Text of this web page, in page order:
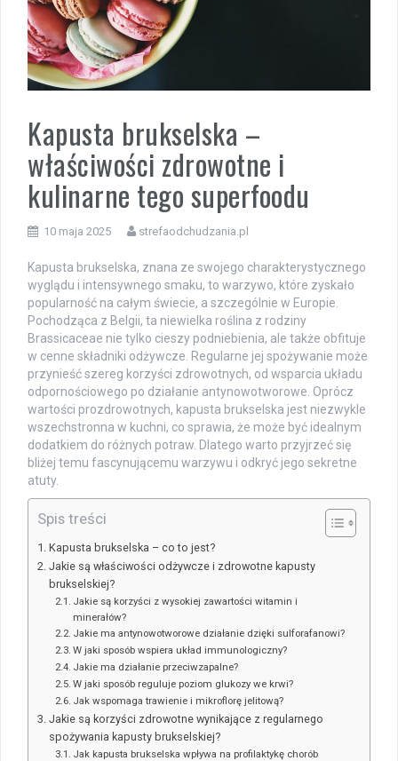
Kapusta brukselska –
właściwości zdrowotne i
kulinarne tego superfoodu
10 maja 2025 strefaodchudzania.pl
Kapusta brukselska, znana ze swojego charakterystycznego
wyglądu i intensywnego smaku, to warzywo, które zyskało
popularność na całym świecie, a szczególnie w Europie.
Pochodząca z Belgii, ta niewielka roślina z rodziny
Brassicaceae nie tylko cieszy podniebienia, ale także obfituje
w cenne składniki odżywcze. Regularne jej spożywanie może
przynieść szereg korzyści zdrowotnych, od wsparcia układu
odpornościowego po działanie antynowotworowe. Oprócz
wartości prozdrowotnych, kapusta brukselska jest niezwykle
wszechstronna w kuchni, co sprawia, że może być idealnym
dodatkiem do różnych potraw. Dlatego warto przyjrzeć się
bliżej temu fascynującemu warzywu i odkryć jego sekretne
atuty.
Spis treści
Kapusta brukselska – co to jest?
Jakie są właściwości odżywcze i zdrowotne kapusty
brukselskiej?
Jakie są korzyści z wysokiej zawartości witamin i
minerałów?
Jakie ma antynowotworowe działanie dzięki sulforafanowi?
W jaki sposób wspiera układ immunologiczny?
Jakie ma działanie przeciwzapalne?
W jaki sposób reguluje poziom glukozy we krwi?
Jak wspomaga trawienie i mikroflorę jelitową?
Jakie są korzyści zdrowotne wynikające z regularnego
spożywania kapusty brukselskiej?
Jak kapusta brukselska wpływa na profilaktykę chorób